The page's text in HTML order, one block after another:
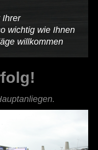
Ihrer
wie Ihnen
willkommen